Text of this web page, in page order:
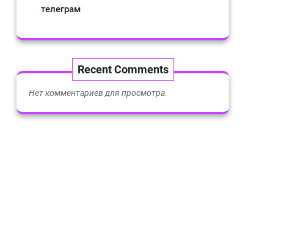
телеграм
Recent Comments
Нет комментариев для просмотра.